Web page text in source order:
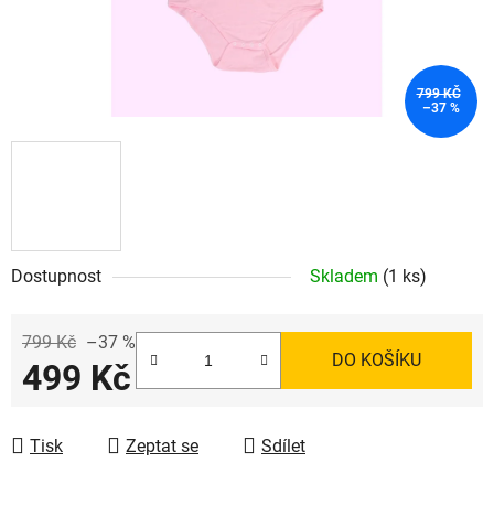
Dostupnost Skladem (1 ks)
799 Kč –37 %
499 Kč DO KOŠÍKU
Tisk Zeptat se Sdílet
799 KČ
–37 %